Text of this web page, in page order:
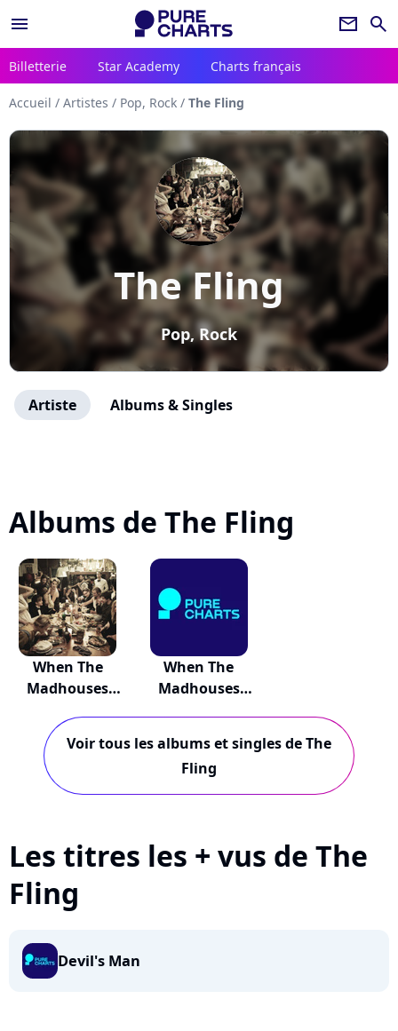
menu newsletter search
Billetterie Star Academy Charts français
Accueil / Artistes / Pop, Rock / The Fling
The Fling
Pop, Rock
Artiste Albums & Singles
Albums de The Fling
When The
Madhouses
When The
Madhouses
Voir tous les albums et singles de The
Fling
Les titres les + vus de The
Fling
Devil's Man